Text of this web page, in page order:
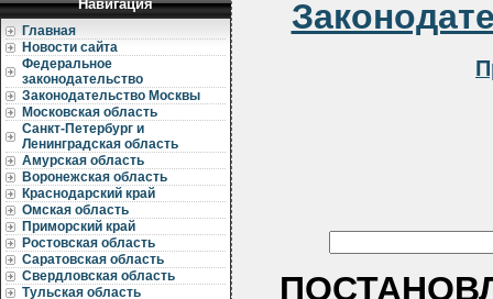
Навигация
Главная
Новости сайта
Федеральное
законодательство
Законодательство Москвы
Московская область
Санкт-Петербург и
Ленинградская область
Амурская область
Воронежская область
Краснодарский край
Омская область
Приморский край
Ростовская область
Саратовская область
Свердловская область
Тульская область